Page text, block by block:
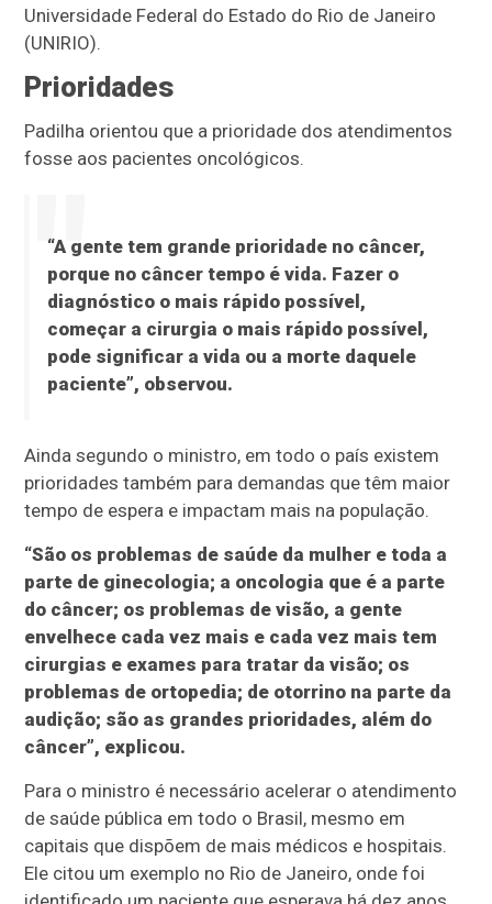
Universidade Federal do Estado do Rio de Janeiro
(UNIRIO).
Prioridades
Padilha orientou que a prioridade dos atendimentos
fosse aos pacientes oncológicos.
“A gente tem grande prioridade no câncer,
porque no câncer tempo é vida. Fazer o
diagnóstico o mais rápido possível,
começar a cirurgia o mais rápido possível,
pode significar a vida ou a morte daquele
paciente”, observou.
Ainda segundo o ministro, em todo o país existem
prioridades também para demandas que têm maior
tempo de espera e impactam mais na população.
“São os problemas de saúde da mulher e toda a
parte de ginecologia; a oncologia que é a parte
do câncer; os problemas de visão, a gente
envelhece cada vez mais e cada vez mais tem
cirurgias e exames para tratar da visão; os
problemas de ortopedia; de otorrino na parte da
audição; são as grandes prioridades, além do
câncer”, explicou.
Para o ministro é necessário acelerar o atendimento
de saúde pública em todo o Brasil, mesmo em
capitais que dispõem de mais médicos e hospitais.
Ele citou um exemplo no Rio de Janeiro, onde foi